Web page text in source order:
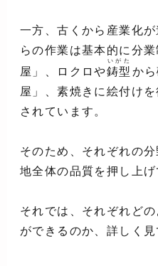
一方、古くから産業化
らの作業は基本的に分
屋」、ロクロや鋳型
いがた
か
屋」、素焼きに絵付け
されています。
そのため、それぞれの
地全体の品質を押し上げ
それでは、それぞれど
ができるのか、詳しく見